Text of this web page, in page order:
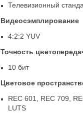
Телевизионный
Видеосэмплирование
4:2:2 YUV
Точность
10 бит
Цветовое
REC 601
REC 709
LUTS